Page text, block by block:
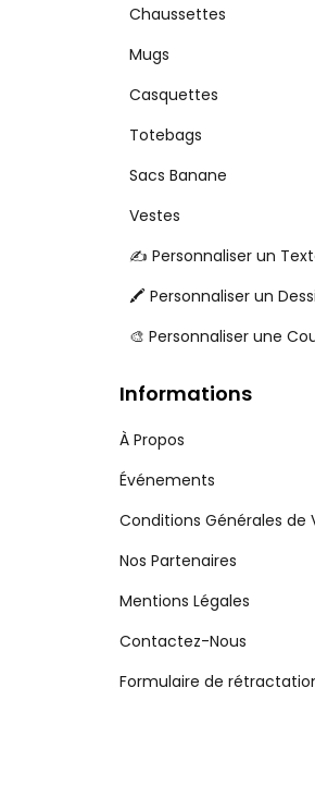
Chaussettes
Mugs
Casquettes
Totebags
Sacs Banane
Vestes
✍️ Personnaliser un
🖍️ Personnaliser un
🎨 Personnaliser une
Informations
À Propos
Événements
Conditions Générales de
Nos Partenaires
Mentions Légales
Contactez-Nous
Formulaire de